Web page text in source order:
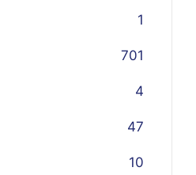
1
701
4
47
10